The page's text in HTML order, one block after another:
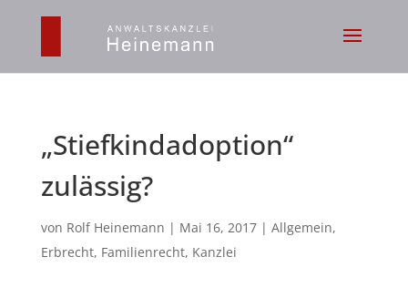
„Stiefkindadoption“
zulässig?
von Rolf Heinemann | Mai 16, 2017| Allgemein,
Erbrecht, Familienrecht, Kanzlei